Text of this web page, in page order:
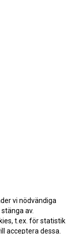
vi nödvändiga
av.
t.ex. för statistik
acceptera dessa.